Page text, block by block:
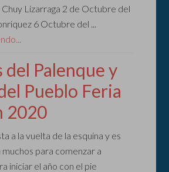
Lizarraga 2 de Octubre del
6 Octubre del ...
Palenque y
Pueblo Feria
2020
a la vuelta de la esquina y es
muchos para comenzar a
iniciar el año con el pie